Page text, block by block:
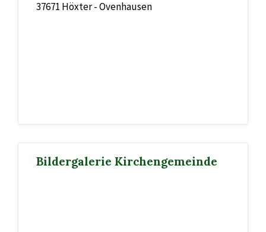
37671 Höxter - Ovenhausen
Bildergalerie Kirchengemeinde